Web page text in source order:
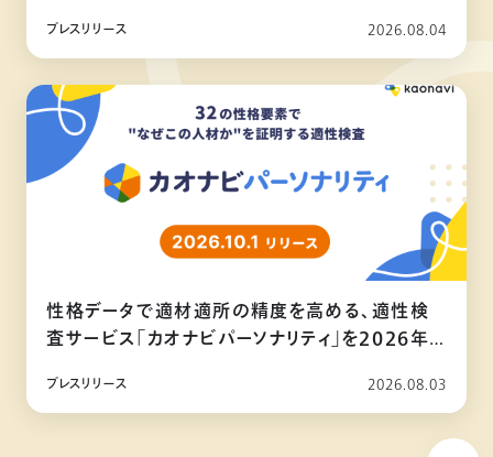
プレスリリース 2026.08.04
性格データで適材適所の精度を高める、適性検
査サービス「カオナビパーソナリティ」を2026年
プレスリリース 2026.08.03